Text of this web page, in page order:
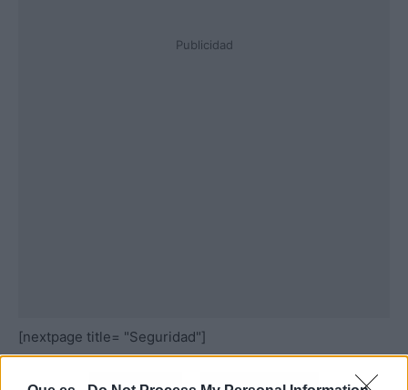
Publicidad
[nextpage title= "Seguridad"]